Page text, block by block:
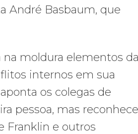
André Basbaum, que
moldura elementos da
internos em sua
os colegas de
pessoa, mas reconhece
Franklin e outros